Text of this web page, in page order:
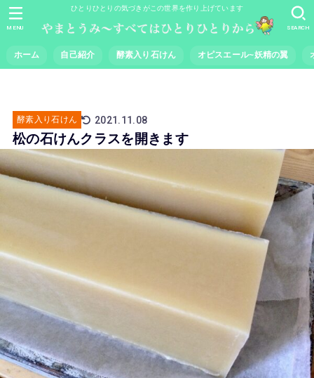
ひとりひとりの気づきがこの世界を作り上げています
ホーム 自己紹介 酵素入り石けん オピスエール~妖精の翼
SEARCH
MENU
酵素入り石けん 2021.11.08
松の石けんクラスを開きます